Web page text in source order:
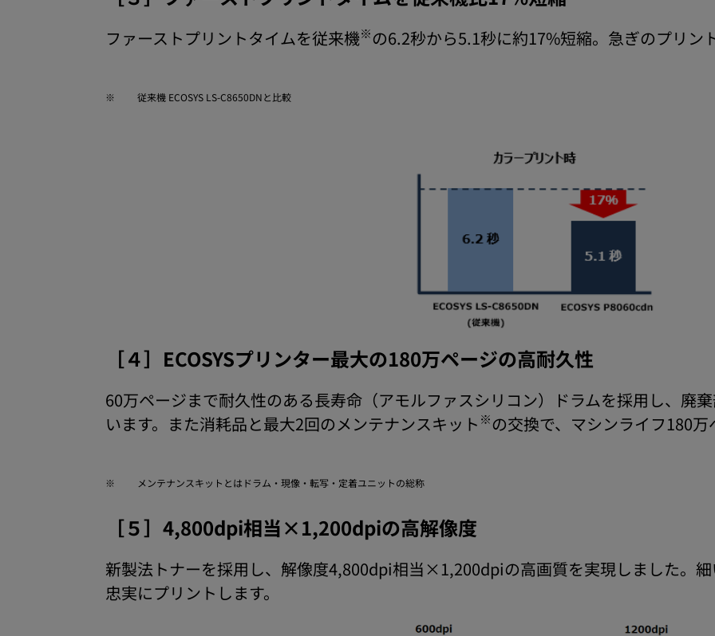
ファーストプリントタイムを従来機※の6.2秒から5.1秒に約17%短縮。急ぎのプリン
※ 従来機 ECOSYS LS-C8650DNと比較
［４］ECOSYSプリンター最大の180万ページの高耐久性
60万ページまで耐久性のある長寿命（アモルファスシリコン）ドラムを採用し、廃
います。また消耗品と最大2回のメンテナンスキット ※の交換で、マシンライフ180
※ メンテナンスキットとはドラム・現像・転写・定着ユニットの総称
［５］4,800dpi相当×1,200dpiの高解像度
新製法トナーを採用し、解像度4,800dpi相当×1,200dpiの高画質を実現しました。
忠実にプリントします。